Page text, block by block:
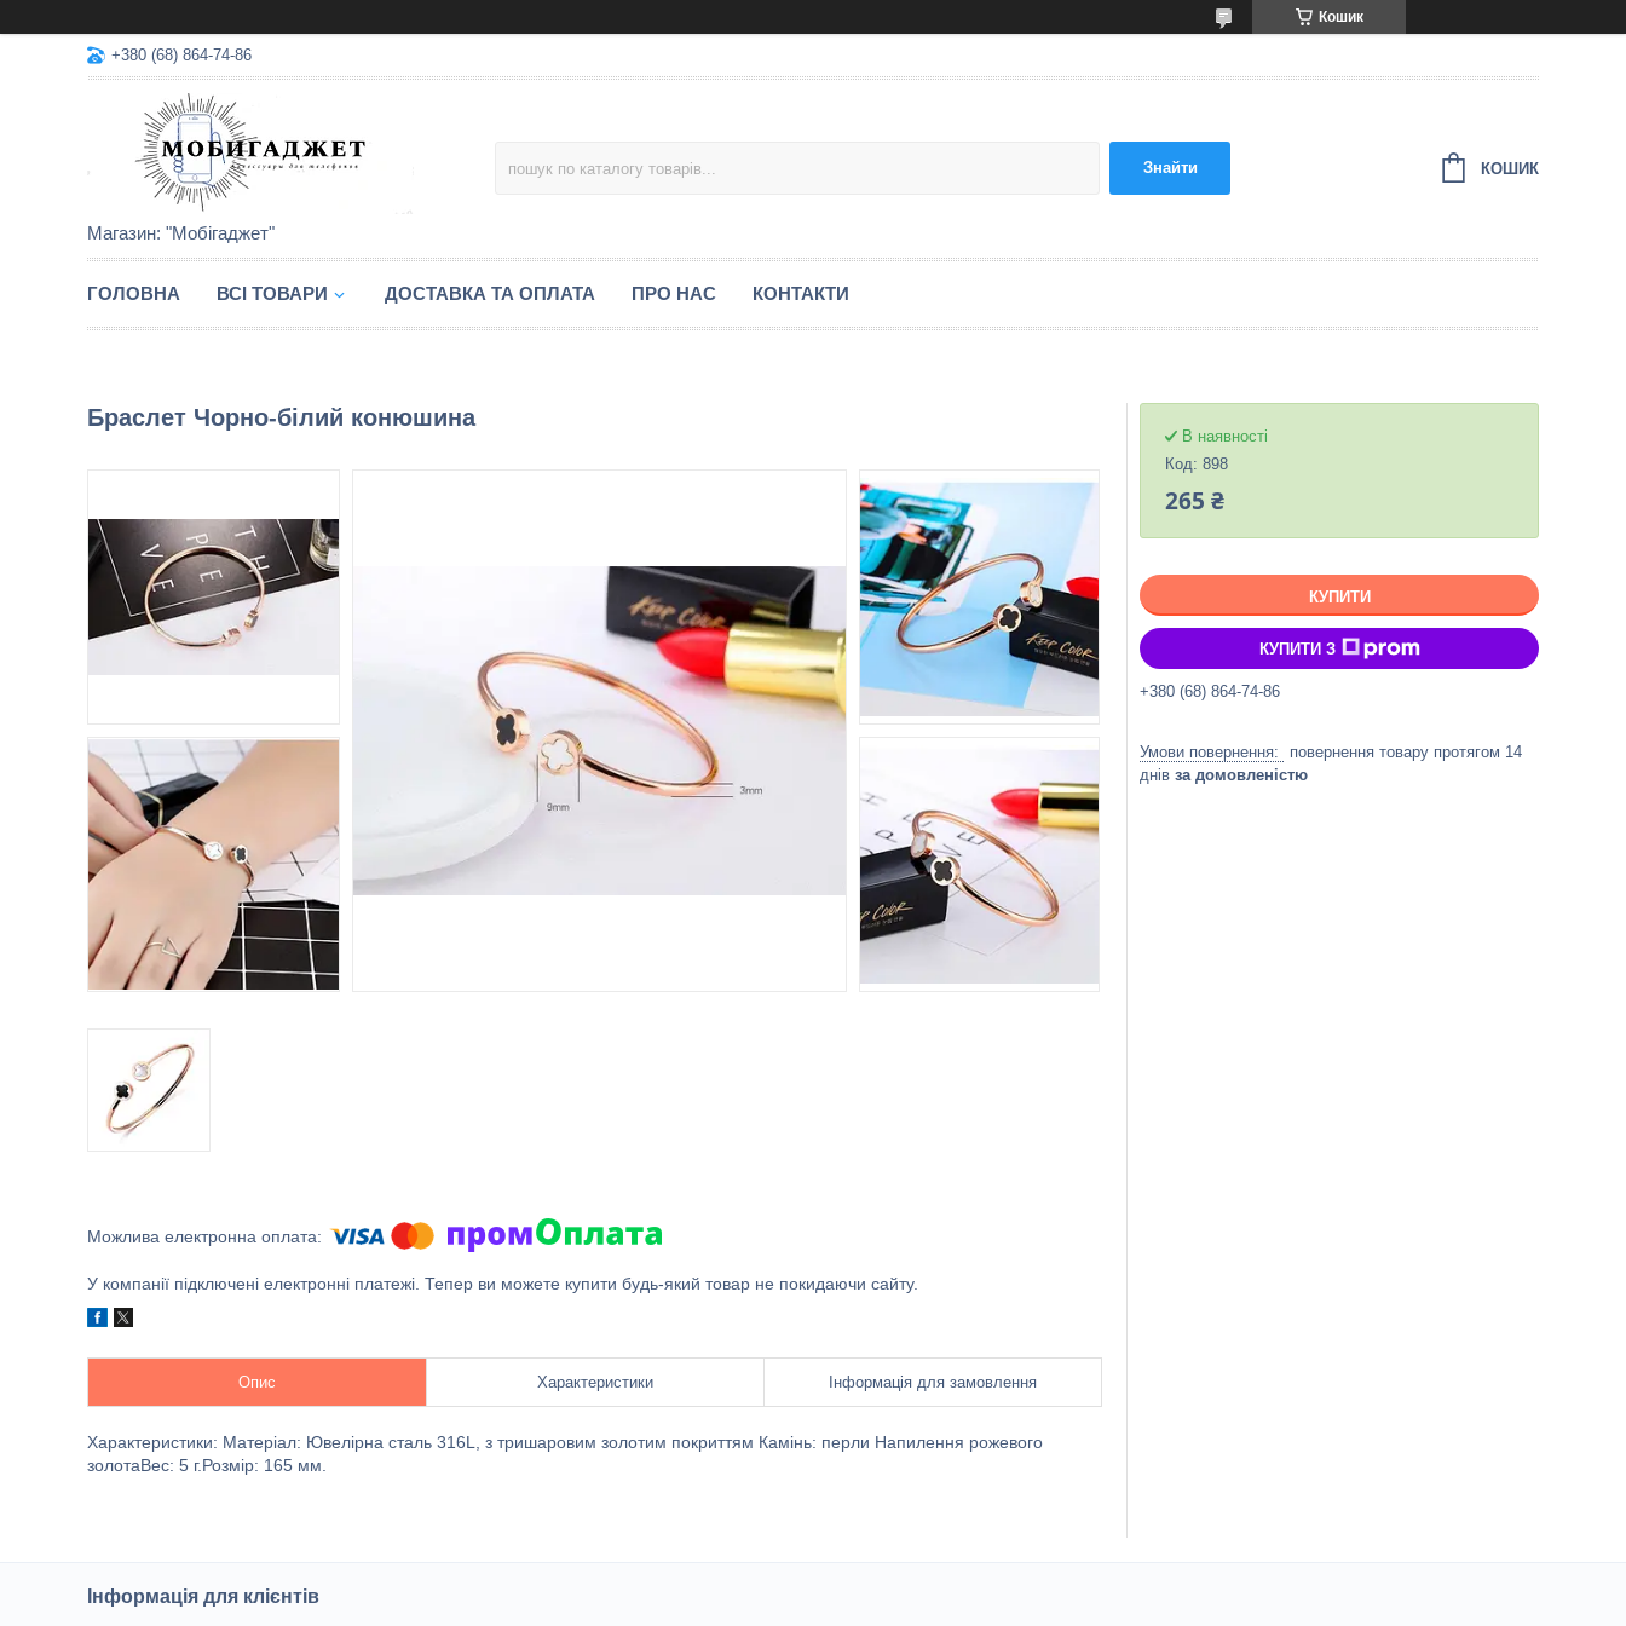
Кошик
+380 (68) 864-74-86
Магазин: "Мобігаджет"
Знайти КОШИК
ГОЛОВНА ВСІ ТОВАРИ ДОСТАВКА ТА ОПЛАТА ПРО НАС КОНТАКТИ
Браслет Чорно-білий конюшина
У компанії підключені електронні платежі. Тепер ви можете купити будь-який товар не покидаючи сайту.
Опис Характеристики Інформація для замовлення
Характеристики: Матеріал: Ювелірна сталь 316L, з тришаровим золотим покриттям Камінь: перли Напилення рожевого
золотаВес: 5 г.Розмір: 165 мм.
В наявності
Код: 898
265 ₴
КУПИТИ
КУПИТИ З
+380 (68) 864-74-86
повернення товару протягом 14
днів за домовленістю
Інформація для клієнтів